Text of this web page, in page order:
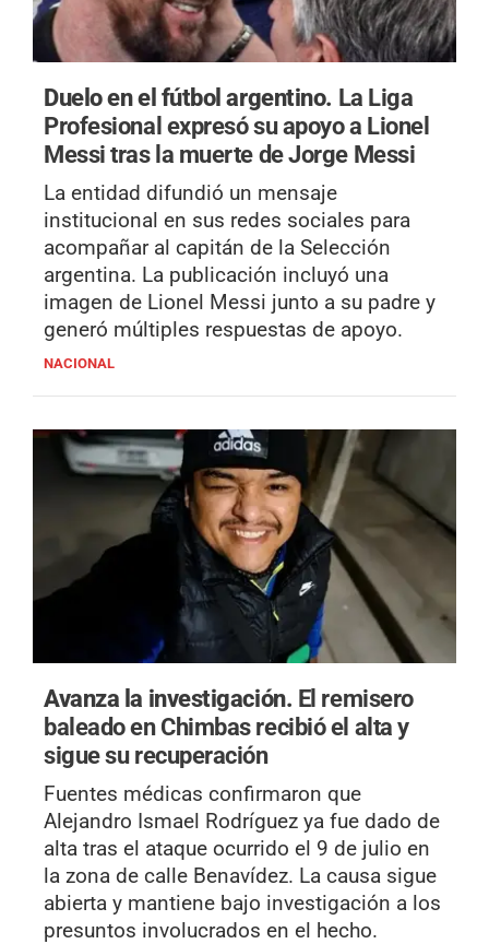
Duelo en el fútbol argentino. La Liga
Profesional expresó su apoyo a Lionel
Messi tras la muerte de Jorge Messi
La entidad difundió un mensaje
institucional en sus redes sociales para
acompañar al capitán de la Selección
argentina. La publicación incluyó una
imagen de Lionel Messi junto a su padre y
generó múltiples respuestas de apoyo.
NACIONAL
Avanza la investigación. El remisero
baleado en Chimbas recibió el alta y
sigue su recuperación
Fuentes médicas confirmaron que
Alejandro Ismael Rodríguez ya fue dado de
alta tras el ataque ocurrido el 9 de julio en
la zona de calle Benavídez. La causa sigue
abierta y mantiene bajo investigación a los
presuntos involucrados en el hecho.